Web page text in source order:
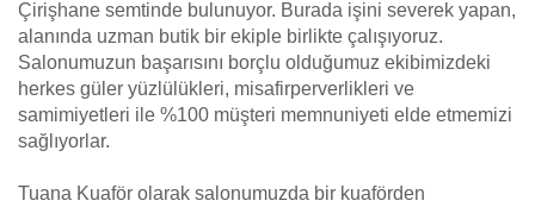
Çirişhane semtinde bulunuyor. Burada işini severek yapan,
alanında uzman butik bir ekiple birlikte çalışıyoruz.
Salonumuzun başarısını borçlu olduğumuz ekibimizdeki
herkes güler yüzlülükleri, misafirperverlikleri ve
samimiyetleri ile %100 müşteri memnuniyeti elde etmemizi
sağlıyorlar.
Tuana Kuaför olarak salonumuzda bir kuaförden